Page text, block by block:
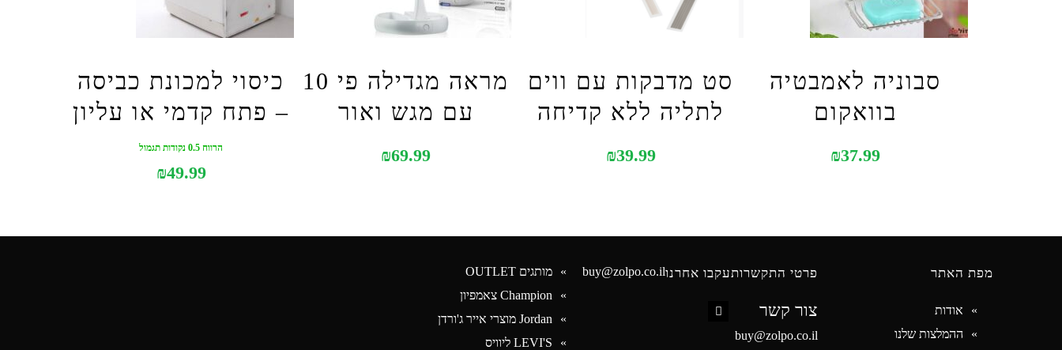
סבוניה לאמבטיה
בוואקום
₪37.99
סט מדבקות עם ווים
לתליה ללא קדיחה
₪39.99
מראה מגדילה פי 10
עם מגש ואור
₪69.99
כיסוי למכונת כביסה
– פתח קדמי או עליון
הרווח 0.5 נקודות תגמול
₪49.99
מפת האתר
אודות
ההמלצות שלנו
פרטי התקשרות
צור קשר
buy@zolpo.co.il
עקבו אחרנוbuy@zolpo.co.il
מותגים OUTLET
Champion צאמפיון
Jordan מוצרי אייר ג'ורדן
LEVI'S ליוויס